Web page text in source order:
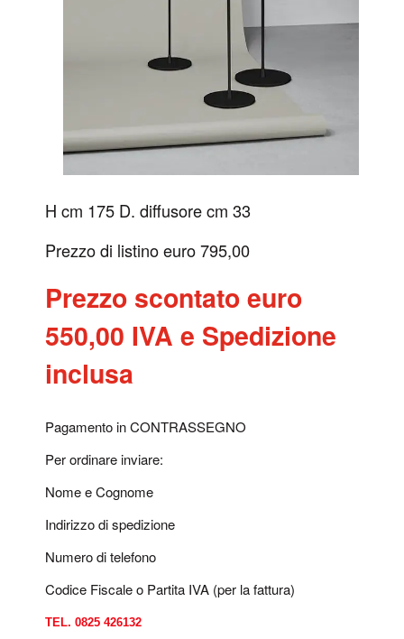
H cm 175 D. diffusore cm 33
Prezzo di listino euro 795,00
Prezzo scontato euro
550,00 IVA e Spedizione
inclusa
Pagamento in CONTRASSEGNO
Per ordinare inviare:
Nome e Cognome
Indirizzo di spedizione
Numero di telefono
Codice Fiscale o Partita IVA (per la fattura)
TEL. 0825 426132